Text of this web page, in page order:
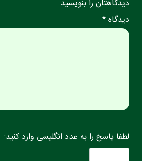
دیدگاهتان را بنویسید
دیدگاه *
لطفا پاسخ را به عدد انگلیسی وارد کنید: